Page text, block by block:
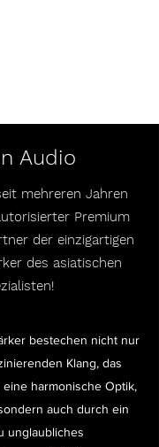
Audio
mehreren Jahren
Premium
der einzigartigen
des asiatischen
bestechen nicht nur
Klang, das
harmonische Optik,
auch durch ein
unglaubliches